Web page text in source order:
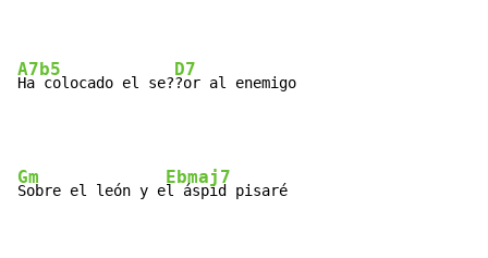
A7b5
Ha colocado el se?
D7
?or al enemigo
Gm
Sobre el león y e
Ebmaj7
l áspid pisaré